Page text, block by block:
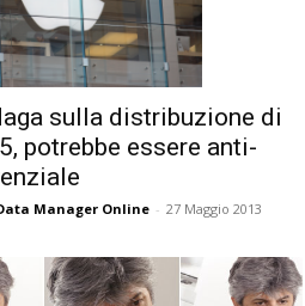
sulla distribuzione di
potrebbe essere anti-
Manager Online - 27 Maggio 2013